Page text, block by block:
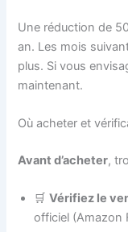
Une réduction de
an. Les mois
plus. Si vous
maintenant.
Où acheter et
Avant d’acheter,
🛒Vérifiez le
officiel (Amazon